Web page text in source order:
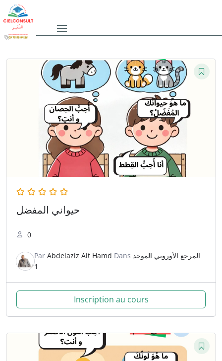
حيواني المفضل
0
Par Abdelaziz Ait Hamd Dans المرجع الأوروبي الموحد
1
Inscription au cours